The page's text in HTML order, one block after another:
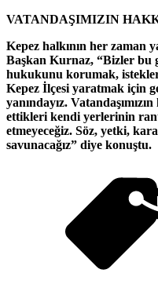
VATANDAŞIMIZIN
Kepez halkının her zaman
Başkan Kurnaz, “Bizler bu
hukukunu korumak,
Kepez İlçesi yaratmak için
yanındayız.
ettikleri kendi yerlerinin
etmeyeceğiz. Söz, yetki,
savunacağız” diye konuştu.